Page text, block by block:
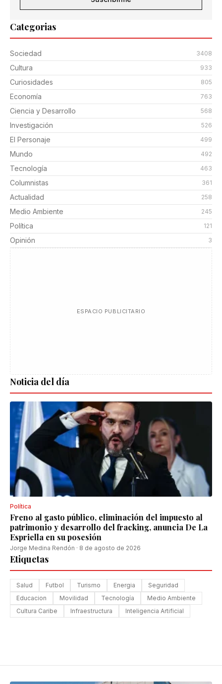
Categorias
Sociedad 3408
Cultura 933
Curiosidades 805
Economía 763
Ciencia y Desarrollo 568
Investigación 526
El Personaje 499
Mundo 492
Tecnología 463
Columnistas 361
Actualidad 258
Medio Ambiente 245
Política 121
Opinión 3
ESPACIO PUBLICITARIO
Noticia del día
Política
Freno al gasto público, eliminación del impuesto al
patrimonio y desarrollo del fracking, anuncia De La
Espriella en su posesión
Jorge Medina Rendón · 8 de agosto de 2026
Etiquetas
Salud Futbol Turismo Energia
Seguridad
Educacion
Movilidad Tecnología
Medio Ambiente
Cultura Caribe
Infraestructura Inteligencia Artificial